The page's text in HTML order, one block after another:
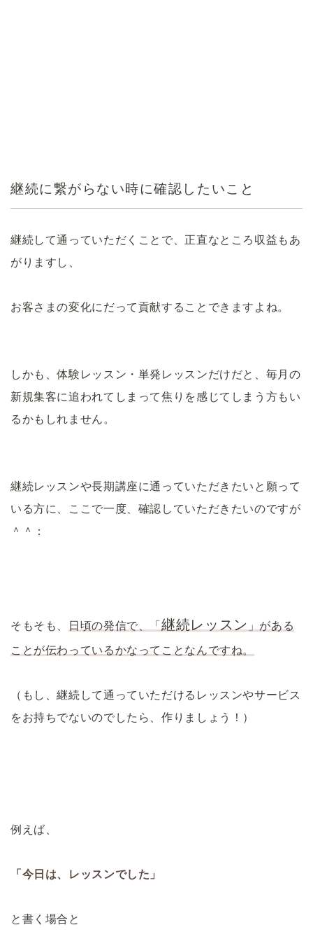
継続に繋がらない時に確認したいこと
継続して通っていただくことで、正直なところ収益もあ
がりますし、
お客さまの変化にだって貢献することできますよね。
しかも、体験レッスン・単発レッスンだけだと、毎月の
新規集客に追われてしまって焦りを感じてしまう方もい
るかもしれません。
継続レッスンや長期講座に通っていただきたいと願って
いる方に、ここで一度、確認していただきたいのですが
＾＾：
そもそも、 日頃の発信で、「継続レッスン 」がある
ことが伝わっているかなってことなんですね。
（もし、継続して通っていただけるレッスンやサービス
をお持ちでないのでしたら、作りましょう！）
例えば、
「今日は、レッスンでした」
と書く場合と